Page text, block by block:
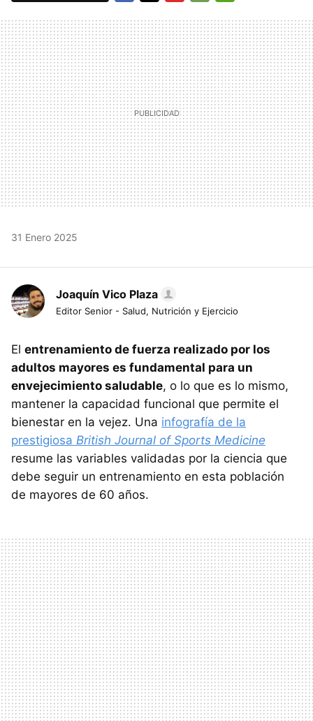
MAIL
31 Enero 2025
Joaquín Vico Plaza
Editor Senior - Salud, Nutrición y Ejercicio
El entrenamiento de fuerza realizado por los
adultos mayores es fundamental para un
envejecimiento saludable, o lo que es lo mismo,
mantener la capacidad funcional que permite el
bienestar en la vejez. Una infografía de la
prestigiosa British Journal of Sports Medicine
resume las variables validadas por la ciencia que
debe seguir un entrenamiento en esta población
de mayores de 60 años.